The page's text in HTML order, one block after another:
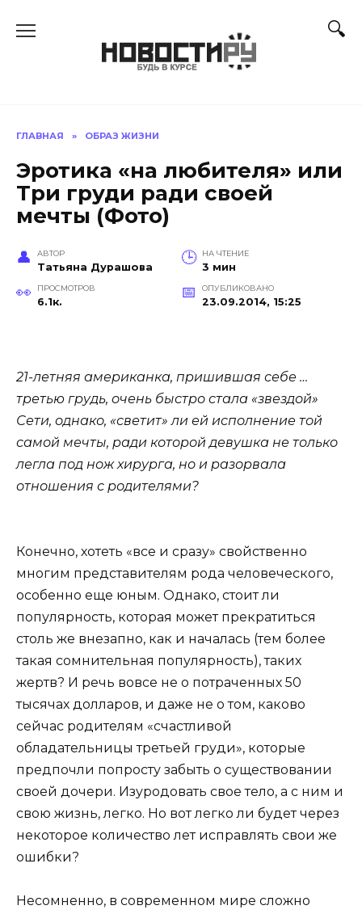
ГЛАВНАЯ » ОБРАЗ ЖИЗНИ
Эротика «на любителя» или
Три груди ради своей
мечты (Фото)
АВТОР
Татьяна Дурашова
НА ЧТЕНИЕ
3 мин
ПРОСМОТРОВ
6.1к.
ОПУБЛИКОВАНО
23.09.2014, 15:25
21-летняя американка, пришившая себе …
третью грудь, очень быстро стала «звездой»
Сети, однако, «светит» ли ей исполнение той
самой мечты, ради которой девушка не только
легла под нож хирурга, но и разорвала
отношения с родителями?
Конечно, хотеть «все и сразу» свойственно
многим представителям рода человеческого,
особенно еще юным. Однако, стоит ли
популярность, которая может прекратиться
столь же внезапно, как и началась (тем более
такая сомнительная популярность), таких
жертв? И речь вовсе не о потраченных 50
тысячах долларов, и даже не о том, каково
сейчас родителям «счастливой
обладательницы третьей груди», которые
предпочли попросту забыть о существовании
своей дочери. Изуродовать свое тело, а с ним и
свою жизнь, легко. Но вот легко ли будет через
некоторое количество лет исправлять свои же
ошибки?
Несомненно, в современном мире сложно